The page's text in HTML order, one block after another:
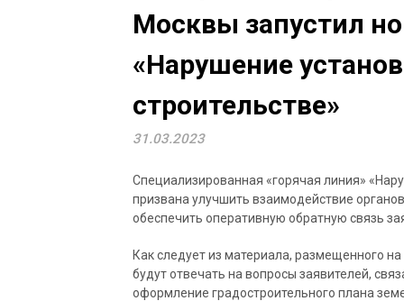
Москвы запустил
«Нарушение
строительстве»
31.03.2023
Специализированная «горячая линия»
призвана улучшить взаимодействие
обеспечить оперативную обратную связь
Как следует из материала, размещенного
будут отвечать на вопросы заявителей,
оформление градостроительного плана